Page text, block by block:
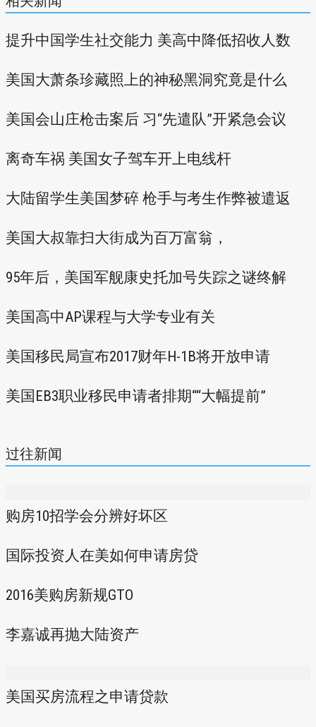
提升中国学生社交能力 美高中降低招收人数
美国大萧条珍藏照上的神秘黑洞究竟是什么
美国会山庄枪击案后 习“先遣队”开紧急会议
离奇车祸 美国女子驾车开上电线杆
大陆留学生美国梦碎 枪手与考生作弊被遣返
美国大叔靠扫大街成为百万富翁，
95年后，美国军舰康史托加号失踪之谜终解
美国高中AP课程与大学专业有关
美国移民局宣布2017财年H-1B将开放申请
美国EB3职业移民申请者排期““大幅提前”
过往新闻
购房10招学会分辨好坏区
国际投资人在美如何申请房贷
2016美购房新规GTO
李嘉诚再抛大陆资产
美国买房流程之申请贷款